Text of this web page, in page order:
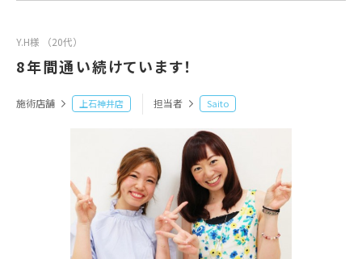
Y.H様 （20代）
8年間通い続けています！
施術店舗 上石神井店 担当者 Saito